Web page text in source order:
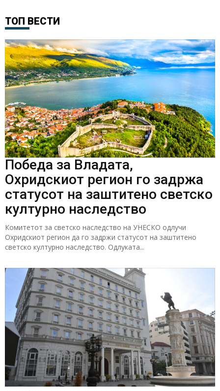
ТОП ВЕСТИ
Победа за Владата,
Охридскиот регион го задржа
статусот на заштитено светско
културно наследство
Комитетот за светско наследство на УНЕСКО одлучи
Охридскиот регион да го задржи статусот на заштитено
светско културно наследство. Одлуката...